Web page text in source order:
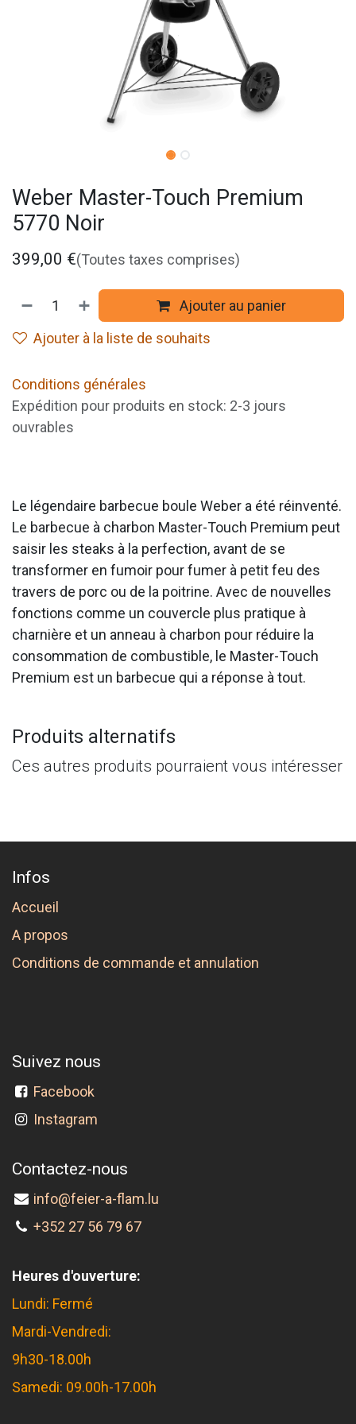
Weber Master-Touch Premium
5770 Noir
399,00 €(Toutes taxes comprises)
Ajouter au panier
Ajouter à la liste de souhaits
Conditions générales
Expédition pour produits en stock: 2-3 jours
ouvrables
Le légendaire barbecue boule Weber a été réinventé.
Le barbecue à charbon Master-Touch Premium peut
saisir les steaks à la perfection, avant de se
transformer en fumoir pour fumer à petit feu des
travers de porc ou de la poitrine. Avec de nouvelles
fonctions comme un couvercle plus pratique à
charnière et un anneau à charbon pour réduire la
consommation de combustible, le Master-Touch
Premium est un barbecue qui a réponse à tout.
Produits alternatifs
Ces autres produits pourraient vous intéresser
Infos
Accueil
A propos
Conditions de commande et annulation
Suivez nous
Facebook
Instagram
Contactez-nous
info@feier-a-flam.lu
+352 27 56 79 67
Heures d'ouverture:
Lundi: Fermé
Mardi-Vendredi:
9h30-18.00h
Samedi: 09.00h-17.00h